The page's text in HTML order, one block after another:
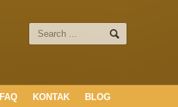
FAQ KONTAK BLOG